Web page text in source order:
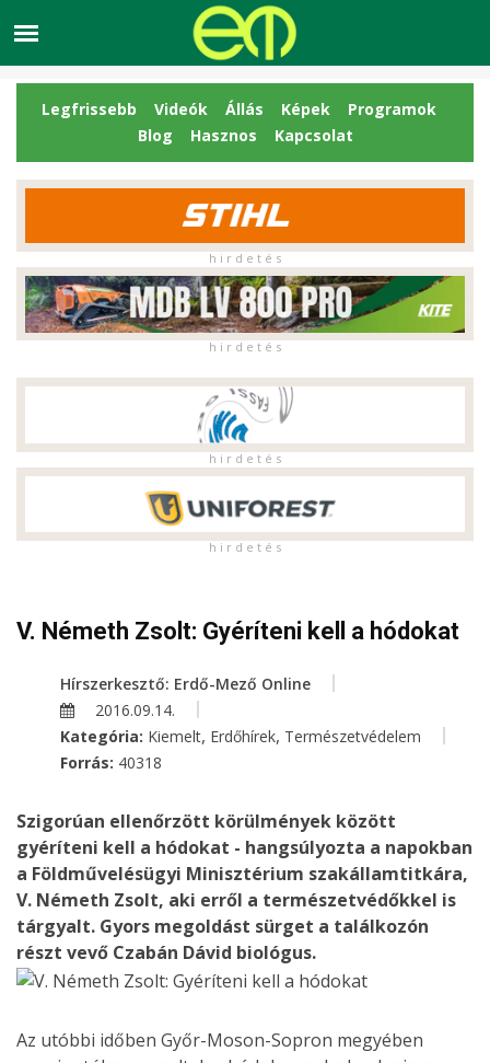
Legfrissebb Videók Állás Képek
Programok
Blog
Hasznos Kapcsolat
h i r d e t é s
h i r d e t é s
h i r d e t é s
h i r d e t é s
V. Németh Zsolt: Gyéríteni kell a hódokat
Hírszerkesztő: Erdő-Mező Online
2016.09.14.
Kategória: Kiemelt, Erdőhírek, Természetvédelem
Forrás: 40318
Szigorúan ellenőrzött körülmények között
gyéríteni kell a hódokat - hangsúlyozta a napokban
a Földművelésügyi Minisztérium szakállamtitkára,
V. Németh Zsolt, aki erről a természetvédőkkel is
tárgyalt. Gyors megoldást sürget a találkozón
részt vevő Czabán Dávid biológus.
Az utóbbi időben Győr-Moson-Sopron megyében